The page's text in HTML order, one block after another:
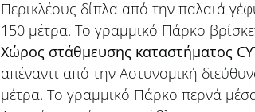
Περικλέους δίπλα από την παλαιά
150 μέτρα. Το γραμμικό Πάρκο
Χώρος στάθμευσης καταστήματος
απέναντι από την Αστυνομική
μέτρα. Το γραμμικό Πάρκο περνά